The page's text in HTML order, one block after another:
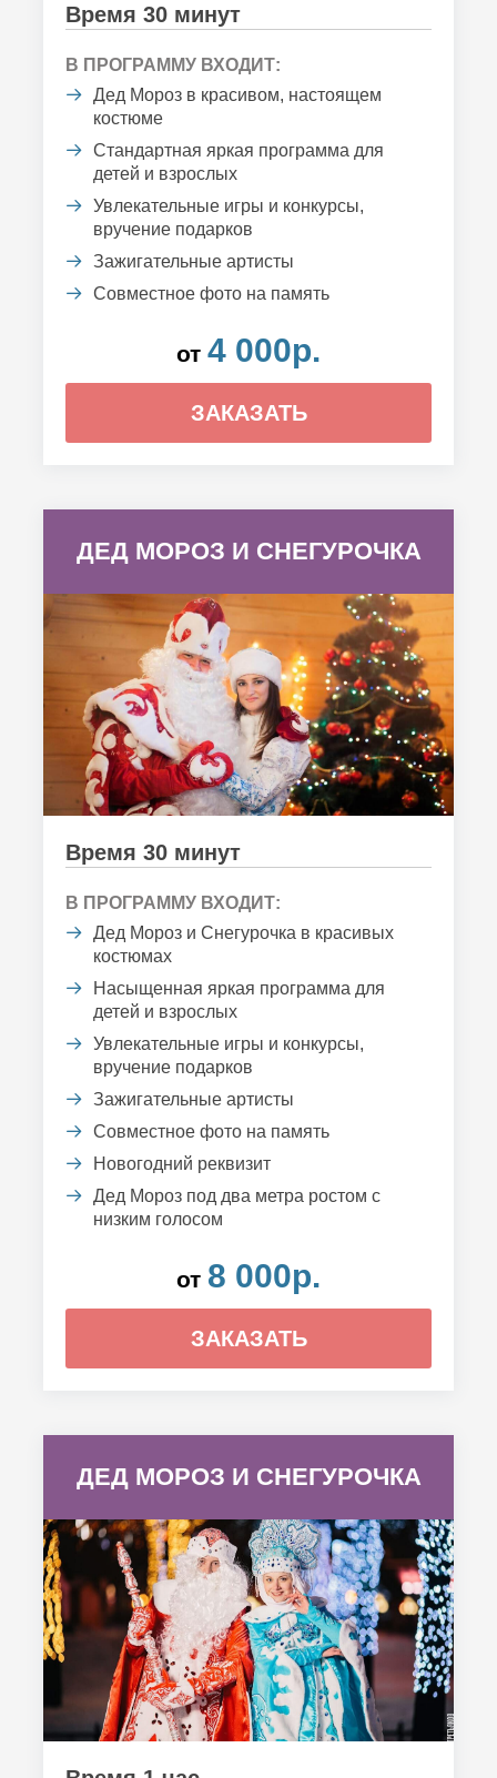
Время 30 минут
В ПРОГРАММУ ВХОДИТ:
Дед Мороз в красивом, настоящем
костюме
Стандартная яркая программа для
детей и взрослых
Увлекательные игры и конкурсы,
вручение подарков
Зажигательные артисты
Совместное фото на память
от 4 000р.
ЗАКАЗАТЬ
ДЕД МОРОЗ И СНЕГУРОЧКА
Время 30 минут
В ПРОГРАММУ ВХОДИТ:
Дед Мороз и Снегурочка в красивых
костюмах
Насыщенная яркая программа для
детей и взрослых
Увлекательные игры и конкурсы,
вручение подарков
Зажигательные артисты
Совместное фото на память
Новогодний реквизит
Дед Мороз под два метра ростом с
низким голосом
от 8 000р.
ЗАКАЗАТЬ
ДЕД МОРОЗ И СНЕГУРОЧКА